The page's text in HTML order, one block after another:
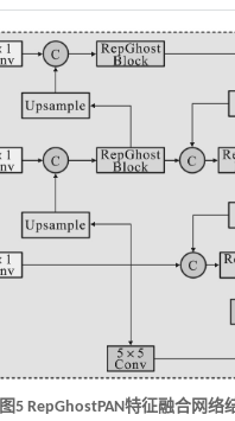
图5 RepGhostPAN特征融合网络